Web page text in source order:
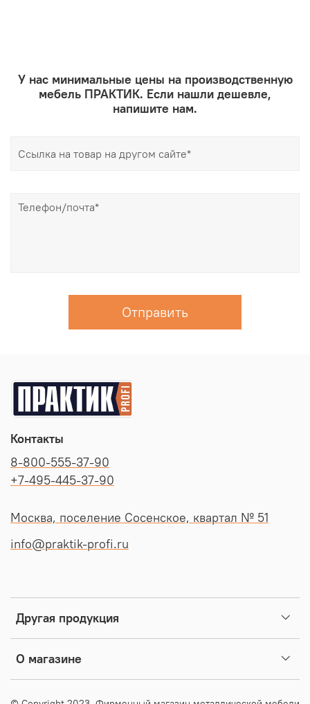
У нас минимальные цены на производственную
мебель ПРАКТИК. Если нашли дешевле,
напишите нам.
Отправить
Другая продукция
О магазине
Контакты
8-800-555-37-90
+7-495-445-37-90
Москва, поселение Сосенское, квартал № 51
info@praktik-profi.ru